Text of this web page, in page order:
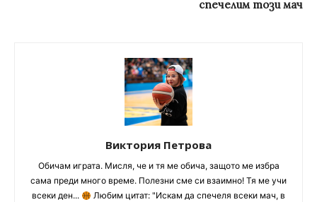
спечелим този мач
Виктория Петрова
Обичам играта. Мисля, че и тя ме обича, защото ме избра
сама преди много време. Полезни сме си взаимно! Тя ме учи
всеки ден...
Любим цитат: "Искам да спечеля всеки мач, в